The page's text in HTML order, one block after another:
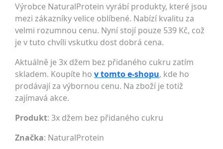
Výrobce NaturalProtein vyrábí produkty, které jsou
mezi zákazníky velice oblíbené. Nabízí kvalitu za
velmi rozumnou cenu. Nyní stojí pouze 539 Kč, což
je v tuto chvíli vskutku dost dobrá cena.
Aktuálně je 3x džem bez přidaného cukru zatím
skladem. Koupíte ho v tomto e-shopu, kde ho
prodávají za výbornou cenu. Na zboží je totiž
zajímavá akce.
Produkt: 3x džem bez přidaného cukru
Značka: NaturalProtein